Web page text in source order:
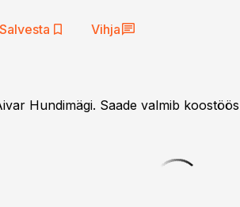
Salvesta Vihja
Hundimägi. Saade valmib